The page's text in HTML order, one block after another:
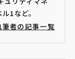
1など。
筆者の記事一覧